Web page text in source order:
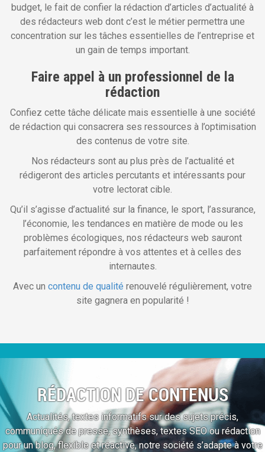
budget, le fait de confier la rédaction d’articles d’actualité à
des rédacteurs web dont c’est le métier permettra une
concentration sur les tâches essentielles de l’entreprise et
un gain de temps important.
Faire appel à un professionnel de la
rédaction
Confiez cette tâche délicate mais essentielle à une société
de rédaction qui consacrera ses ressources à l’optimisation
des contenus de votre site.
Nos rédacteurs sont au plus près de l’actualité et
rédigeront des articles percutants et intéressants pour
votre lectorat cible.
Qu’il s’agisse d’actualité sur la finance, le sport, l’assurance,
l’économie, les tendances en matière de mode ou les
problèmes écologiques, nos rédacteurs web sauront
parfaitement répondre à vos attentes et à celles des
internautes.
Avec un contenu de qualité renouvelé régulièrement, votre
site gagnera en popularité !
RÉDACTION DE CONTENUS
Actualités, textes informatifs sur des sujets précis,
communiqués de presse, synthèses, textes SEO ou rédaction
pour un blog, flexible et réactive, notre société s’adapte à votre